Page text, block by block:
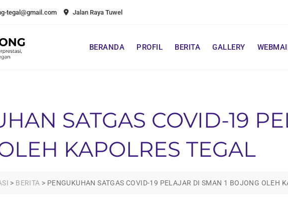
tegal@gmail.com Jalan Raya Tuwel
BERANDA PROFIL BERITA GALLERY
SATGAS COVID-19
KAPOLRES TEGAL
> BERITA > PENGUKUHAN SATGAS COVID-19 PELAJAR DI SMAN 1 BOJONG OLEH